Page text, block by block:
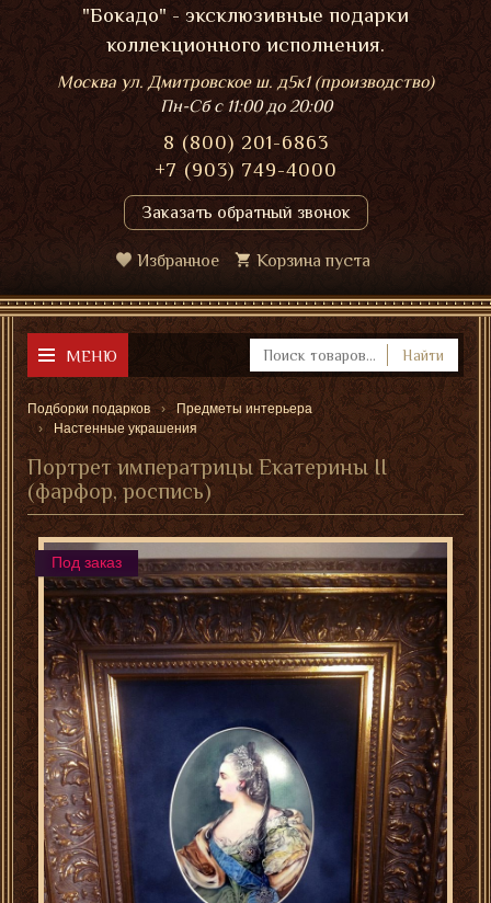
"Бокадо" - эксклюзивные подарки
коллекционного исполнения.
Москва ул. Дмитровское ш. д5к1 (производство)
Пн-Сбс 11:00 до 20:00
8 (800) 201-6863
+7 (903) 749-4000
Заказать обратный звонок
Избранное Корзина пуста
МЕНЮ Найти
Подборки подарков
Предметы интерьера
Настенные украшения
Портрет императрицы Екатерины II
(фарфор, роспись)
Под заказ